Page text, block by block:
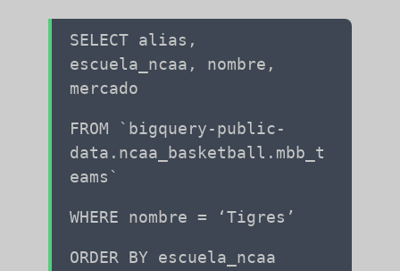
SELECT alias,
escuela_ncaa, nombre,
mercado
FROM `bigquery-public-
data.ncaa_basketball.mbb_t
eams`
WHERE nombre = ‘Tigres’
ORDER BY escuela_ncaa